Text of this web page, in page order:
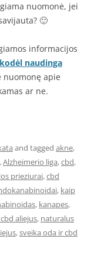
nuomonė, jei
🙂
informacijos
kodėl naudinga
nuomonę apie
ar ne.
and tagged akne,
,Alzheimerio liga,cbd,
prieziurai,cbd
, kaip
, kanapes,
aliejus, naturalus
,sveika oda ir cbd